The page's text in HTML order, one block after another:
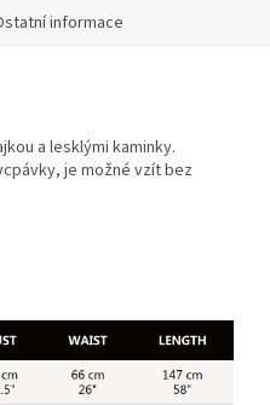
informace
a lesklými kaminky.
je možné vzít bez